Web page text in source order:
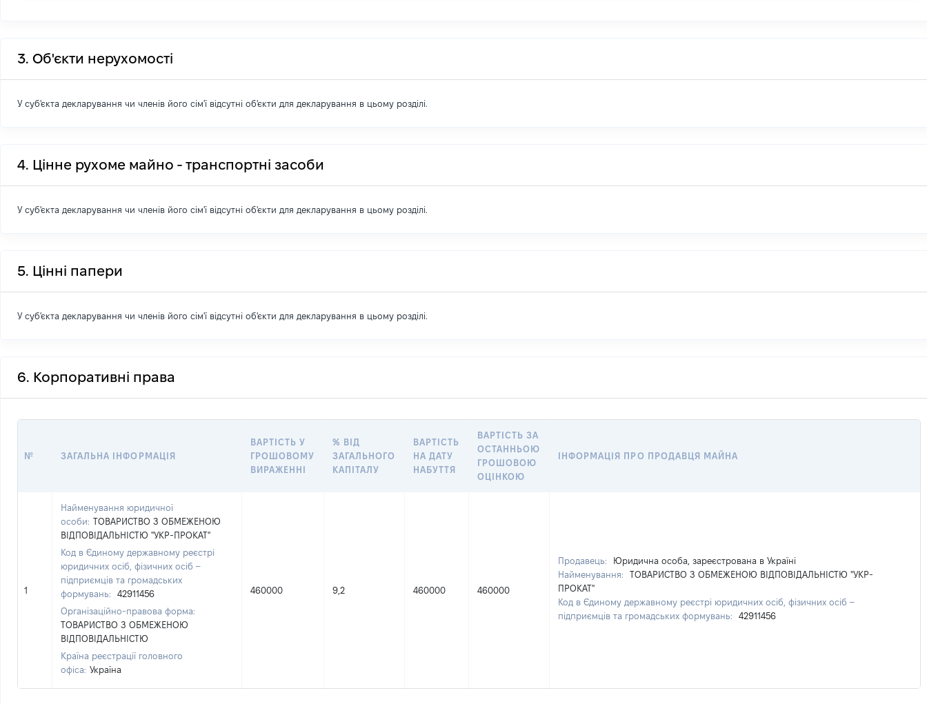
3. Об'єкти нерухомості
У суб'єкта декларування чи членів його сім'ї відсутні об'єкти для декларування в цьому розділі.
4. Цінне рухоме майно - транспортні засоби
У суб'єкта декларування чи членів його сім'ї відсутні об'єкти для декларування в цьому розділі.
5. Цінні папери
У суб'єкта декларування чи членів його сім'ї відсутні об'єкти для декларування в цьому розділі.
6. Корпоративні права
№ ЗАГАЛЬНА ІНФОРМАЦІЯ
ВАРТІСТЬ У
ГРОШОВОМУ
ВИРАЖЕННІ
% ВІД
ЗАГАЛЬНОГО
КАПІТАЛУ
ВАРТІСТЬ
НА ДАТУ
НАБУТТЯ
ВАРТІСТЬ ЗА
ОСТАННЬОЮ
ГРОШОВОЮ
ОЦІНКОЮ
ІНФОРМАЦІЯ ПРО ПРОДАВЦЯ МАЙНА
1
Найменування юридичної
особи: ТОВАРИСТВО З ОБМЕЖЕНОЮ
ВІДПОВІДАЛЬНІСТЮ "УКР-ПРОКАТ"
Код в Єдиному державному реєстрі
юридичних осіб, фізичних осіб –
підприємців та громадських
формувань:
42911456
Організаційно-правова форма:
ТОВАРИСТВО З ОБМЕЖЕНОЮ
ВІДПОВІДАЛЬНІСТЮ
Країна реєстрації головного
офіса: Україна
460000 9,2 460000 460000
Продавець:
Юридична особа, зареєстрована в Україні
Найменування:
ТОВАРИСТВО З ОБМЕЖЕНОЮ ВІДПОВІДАЛЬНІСТЮ "УКР-
ПРОКАТ"
Код в Єдиному державному реєстрі юридичних осіб, фізичних осіб –
підприємців та громадських формувань:
42911456